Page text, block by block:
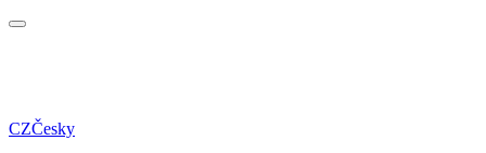
CZČesky